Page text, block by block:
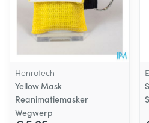
Henrotech
Yellow Mask
Reanimatiemasker
Wegwerp